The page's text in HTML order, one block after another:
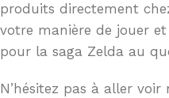
produits directement
votre manière de jouer
pour la saga Zelda au
N’hésitez pas à aller